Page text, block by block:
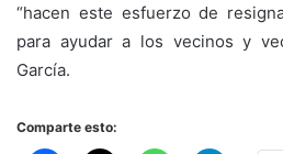
“hacen este esfuerzo de
para ayudar a los vecinos y
García.
Comparte esto: